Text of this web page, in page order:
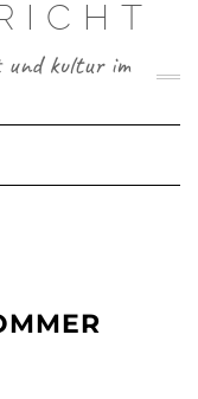
und kultur im